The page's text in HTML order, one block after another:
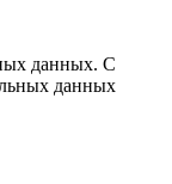
данных. С
данных